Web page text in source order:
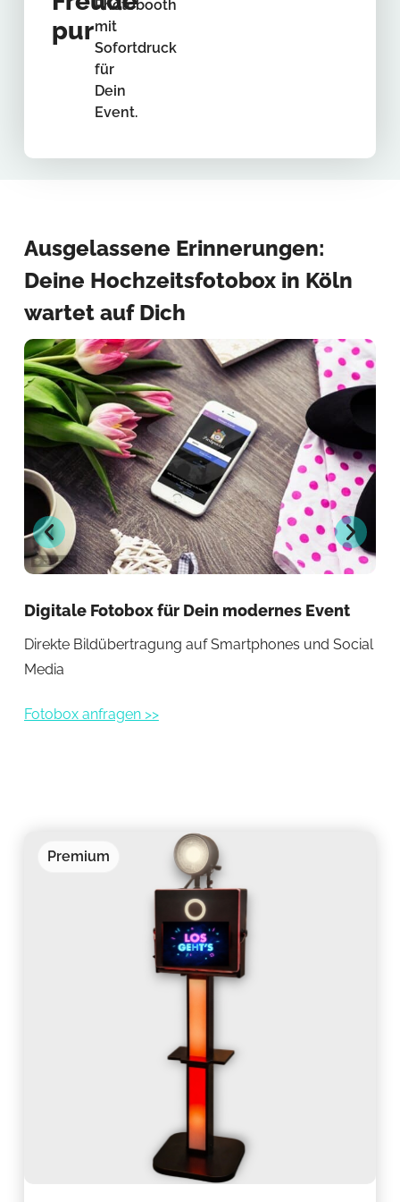
pur
Photobooth
mit
Sofortdruck
für
Dein
Event.
Ausgelassene Erinnerungen:
Deine Hochzeitsfotobox in Köln
wartet auf Dich
Digitale Fotobox für Dein modernes Event
Direkte Bildübertragung auf Smartphones und Social
Media
Fotobox anfragen >>
Premium